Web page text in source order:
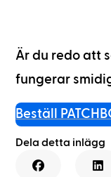
Är du redo att
fungerar
Beställ
Dela detta inlägg